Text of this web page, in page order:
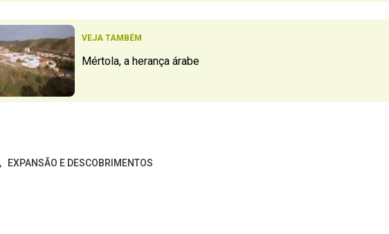
VEJA TAMBÉM
Mértola, a herança árabe
EXPANSÃO E DESCOBRIMENTOS